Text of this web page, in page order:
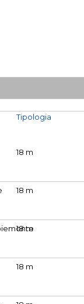
Tipologia
18 m
18 m
18 m
18 m